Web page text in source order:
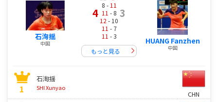
石洵揺
中国
4
8 - 11
11 - 8
12 - 10
11 - 7
11 - 3
3
もっと見る
HUANG Fanzhen
中国
1
石洵揺
SHI Xunyao
CHN